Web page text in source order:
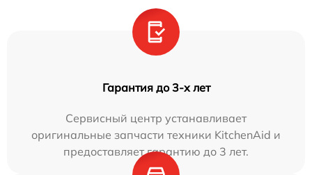
Гарантия до 3-х лет
Сервисный центр устанавливает
оригинальные запчасти техники KitchenAid и
предоставляет гарантию до 3 лет.